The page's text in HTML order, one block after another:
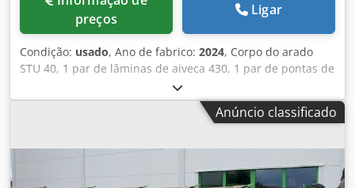
preços
Ligar
Condição: usado, Ano de fabrico: 2024, Corpo do arado
STU 40, 1 par de lâminas de aiveca 430, 1 par de pontas de
aiveca HD, 1 par de hastes de pré-corte para altura de
quadro 80 para proteção hidráulica contra sobrecarga,
pré-corte M2, 1 par de suportes de disco-secante, disco-
montagem de corpo com Dedot A Udyepfx An Eokr
Anúncio classificado